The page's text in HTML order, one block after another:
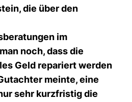
die über den
im
noch, dass die
Geld repariert werden
meinte, eine
sehr kurzfristig die